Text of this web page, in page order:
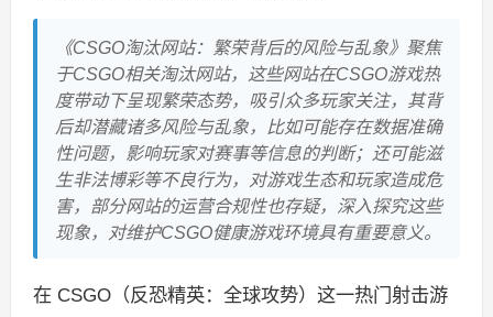
《CSGO淘汰网站：繁荣背后的风险与乱象》聚焦
于CSGO相关淘汰网站，这些网站在CSGO游戏热
度带动下呈现繁荣态势，吸引众多玩家关注，其背
后却潜藏诸多风险与乱象，比如可能存在数据准确
性问题，影响玩家对赛事等信息的判断；还可能滋
生非法博彩等不良行为，对游戏生态和玩家造成危
害，部分网站的运营合规性也存疑，深入探究这些
现象，对维护CSGO健康游戏环境具有重要意义。
在 CSGO（反恐精英：全球攻势）这一热门射击游